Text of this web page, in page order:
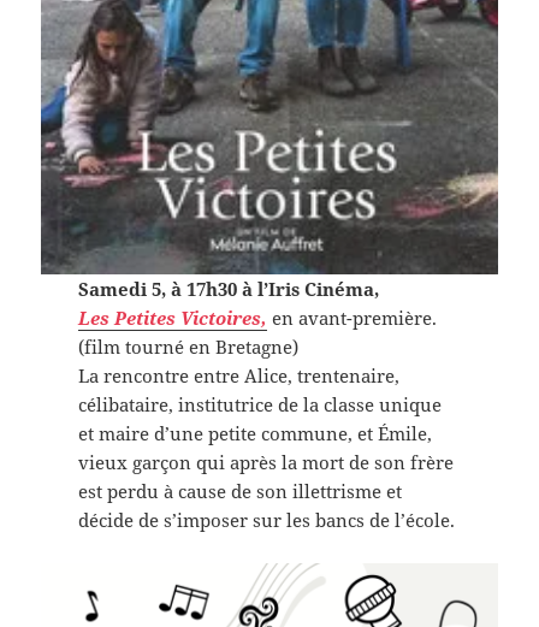
Samedi 5, à 17h30 à l’Iris Cinéma,
Les Petites Victoires, en avant-première.
(film tourné en Bretagne)
La rencontre entre Alice, trentenaire,
célibataire, institutrice de la classe unique
et maire d’une petite commune, et Émile,
vieux garçon qui après la mort de son frère
est perdu à cause de son illettrisme et
décide de s’imposer sur les bancs de l’école.